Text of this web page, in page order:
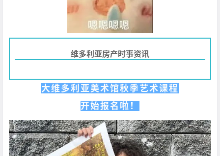
维多利亚房产时事资讯
大维多利亚美术馆秋季艺术课程
开始报名啦！